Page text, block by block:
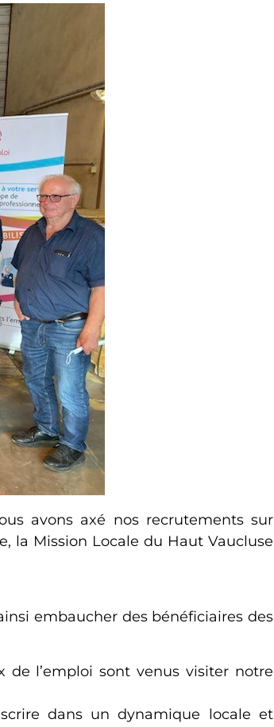
avons axé nos recrutements sur
la Mission Locale du Haut Vaucluse
embaucher des bénéficiaires des
de l’emploi sont venus visiter notre
dans un dynamique locale et